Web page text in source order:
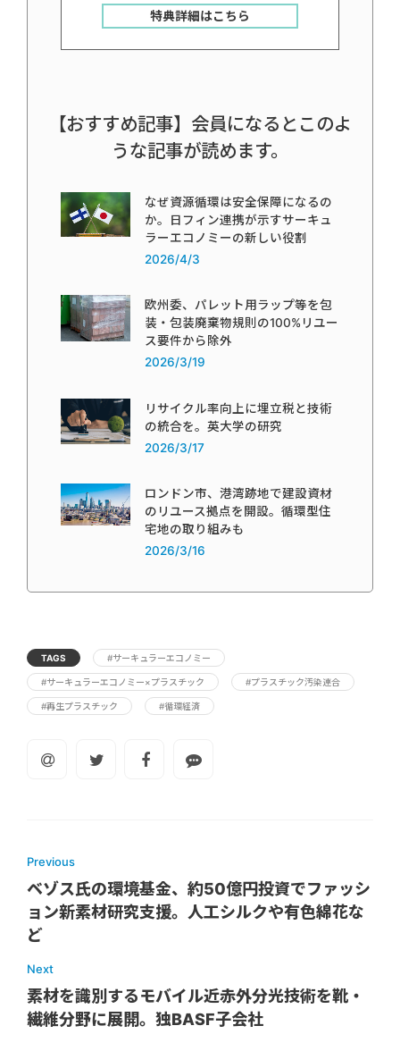
特典詳細はこちら
【おすすめ記事】会員になるとこのよ
うな記事が読めます。
なぜ資源循環は安全保障になるの
か。日フィン連携が示すサーキュ
ラーエコノミーの新しい役割
2026/4/3
欧州委、パレット用ラップ等を包
装・包装廃棄物規則の100%リユー
ス要件から除外
2026/3/19
リサイクル率向上に埋立税と技術
の統合を。英大学の研究
2026/3/17
ロンドン市、港湾跡地で建設資材
のリユース拠点を開設。循環型住
宅地の取り組みも
2026/3/16
TAGS #サーキュラーエコノミー
#サーキュラーエコノミー×プラスチック #プラスチック汚染連合
#再生プラスチック #循環経済
Previous
ベゾス氏の環境基金、約50億円投資でファッシ
ョン新素材研究支援。人工シルクや有色綿花な
ど
Next
素材を識別するモバイル近赤外分光技術を靴・
繊維分野に展開。独BASF子会社